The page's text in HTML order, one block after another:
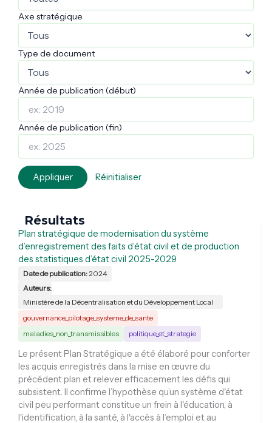
Axe stratégique
Type de document
Année de publication (début)
Année de publication (fin)
Appliquer Réinitialiser
Résultats
Plan stratégique de modernisation du système
d’enregistrement des faits d’état civil et de production
des statistiques d’état civil 2025-2029
Date de publication:2024
Auteurs:
Ministère de la Décentralisation et du Développement Local
gouvernance_pilotage_systeme_de_sante
maladies_non_transmissibles
politique_et_strategie
Le présent Plan Stratégique a été élaboré pour conforter
les acquis enregistrés dans la mise en œuvre du
précédent plan et relever efficacement les défis qui
subsistent. Il confirme l’hypothèse qu’un système d'état
civil peu performant constitue un frein à l'éducation, à
l'identification, à la santé, à l'accès à l’emploi et au